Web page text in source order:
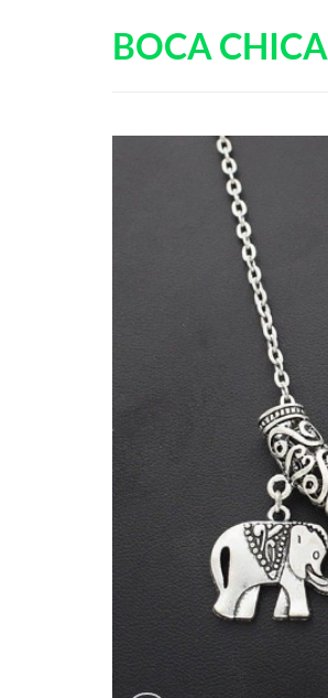
BOCA CHICA